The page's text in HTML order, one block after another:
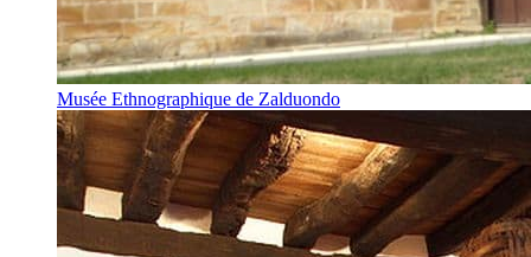
Musée Ethnographique de Zalduondo